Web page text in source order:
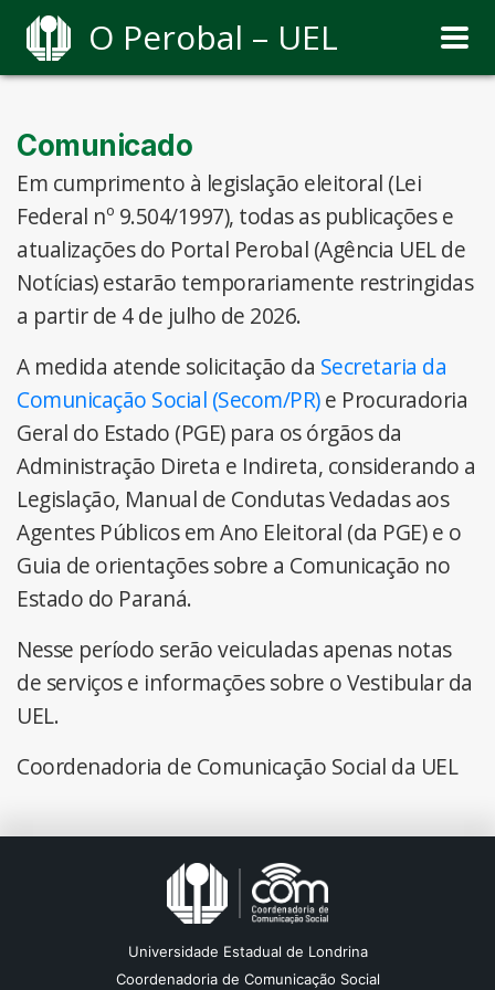
O Perobal – UEL
Comunicado
Em cumprimento à legislação eleitoral (Lei
Federal nº 9.504/1997), todas as publicações e
atualizações do Portal Perobal (Agência UEL de
Notícias) estarão temporariamente restringidas
a partir de 4 de julho de 2026.
A medida atende solicitação da Secretaria da
Comunicação Social (Secom/PR)e Procuradoria
Geral do Estado (PGE) para os órgãos da
Administração Direta e Indireta, considerando a
Legislação, Manual de Condutas Vedadas aos
Agentes Públicos em Ano Eleitoral (da PGE) e o
Guia de orientações sobre a Comunicação no
Estado do Paraná.
Nesse período serão veiculadas apenas notas
de serviços e informações sobre o Vestibular da
UEL.
Coordenadoria de Comunicação Social da UEL
Universidade Estadual de Londrina
Coordenadoria de Comunicação Social